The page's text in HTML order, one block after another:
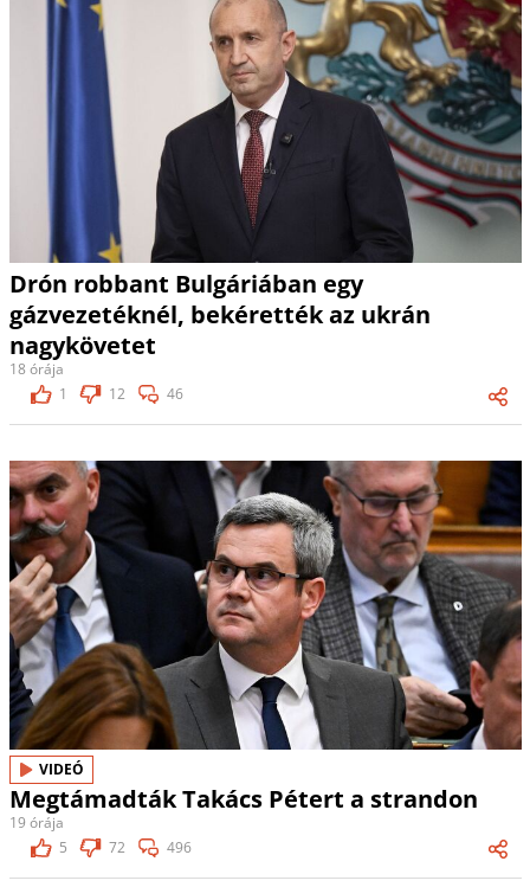
Drón robbant Bulgáriában egy
gázvezetéknél, bekérették az ukrán
nagykövetet
18 órája
1
12 46
VIDEÓ
Megtámadták Takács Pétert a strandon
19 órája
5
72 496